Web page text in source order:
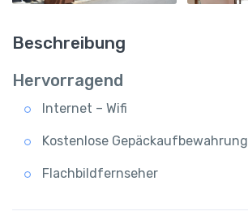
Beschreibung
Hervorragend
Internet – Wifi
Kostenlose Gepäckaufbewahrung
Flachbildfernseher